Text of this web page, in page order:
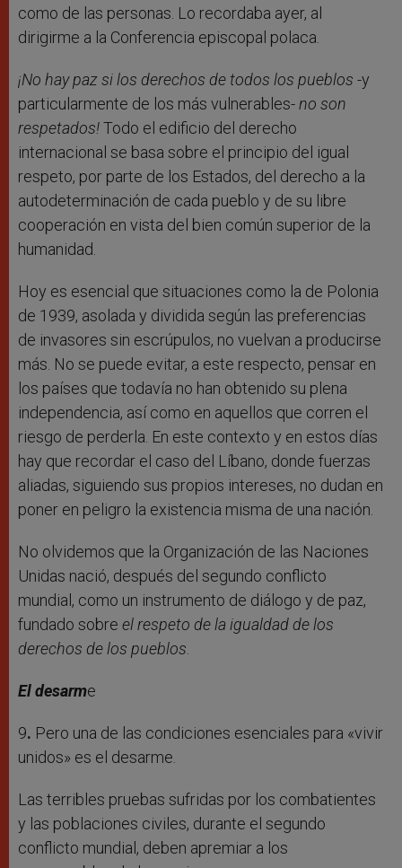
como de las personas. Lo recordaba ayer, al
dirigirme a la Conferencia episcopal polaca.
¡No hay paz si los derechos de todos los pueblos -y
particularmente de los más vulnerables-no son
respetados!Todo el edificio del derecho
internacional se basa sobre el principio del igual
respeto, por parte de los Estados, del derecho a la
autodeterminación de cada pueblo y de su libre
cooperación en vista del bien común superior de la
humanidad.
Hoy es esencial que situaciones como la de Polonia
de 1939, asolada y dividida según las preferencias
de invasores sin escrúpulos, no vuelvan a producirse
más. No se puede evitar, a este respecto, pensar en
los países que todavía no han obtenido su plena
independencia, así como en aquellos que corren el
riesgo de perderla. En este contexto y en estos días
hay que recordar el caso del Líbano, donde fuerzas
aliadas, siguiendo sus propios intereses, no dudan en
poner en peligro la existencia misma de una nación.
No olvidemos que la Organización de las Naciones
Unidas nació, después del segundo conflicto
mundial, como un instrumento de diálogo y de paz,
fundado sobre el respeto de la igualdad de los
derechos de los pueblos.
El desarme
9. Pero una de las condiciones esenciales para «vivir
unidos» es el desarme.
Las terribles pruebas sufridas por los combatientes
y las poblaciones civiles, durante el segundo
conflicto mundial, deben apremiar a los